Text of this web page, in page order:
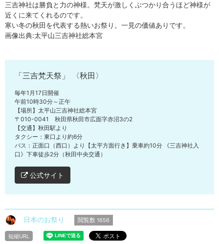
三吉神社は勝負と力の神様。梵天が激しくぶつかり合うほど神様が
近くに来てくれるのです。
寒い冬の秋田を代表する熱いお祭り。一見の価値ありです。
画像出典:太平山三吉神社総本宮
「三吉梵天祭」 〈秋田〉
毎年1月17日開催
午前10時30分～正午
【場所】太平山三吉神社総本宮
〒010-0041 秋田県秋田市広面字赤沼3の2
【交通】秋田駅より
タクシー：東口より約6分
バス：正面口（西口）より【太平方面行き】乗車約10分 《三吉神社入
口》下車徒歩2分（秋田中央交通）
公式サイト
日本のお祭り 閲覧数 1656
短縮URL